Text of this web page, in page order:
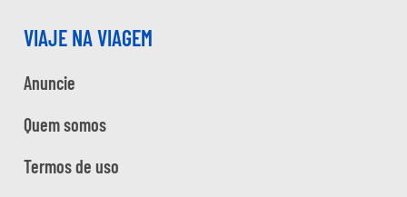
VIAJE NA VIAGEM
Anuncie
Quem somos
Termos de uso